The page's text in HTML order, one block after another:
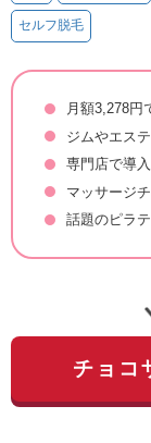
セルフ脱毛
月額3,278円
ジムやエス
専門店で導
マッサージ
話題のピラ
チョコ